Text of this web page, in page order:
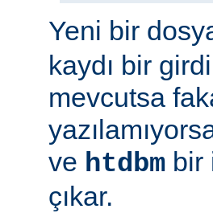
Yeni bir
kaydı bir
mevcutsa
ve htdbm bir
çıkar.